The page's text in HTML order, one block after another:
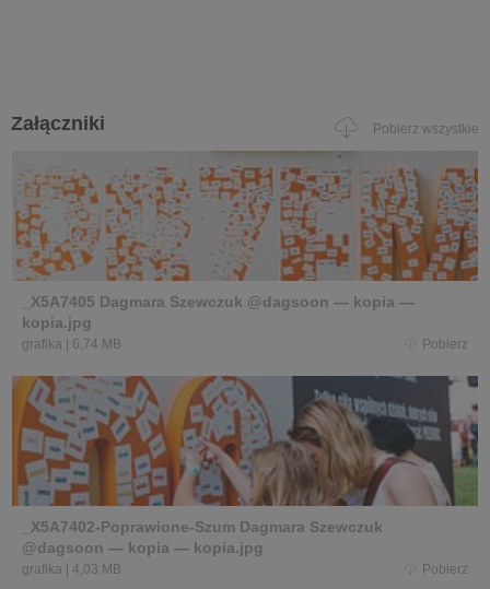
Załączniki Pobierz wszystkie
_X5A7405 Dagmara Szewczuk @dagsoon — kopia —
kopia.jpg
grafika 6,74 MB Pobierz
_X5A7402-Poprawione-Szum Dagmara Szewczuk
@dagsoon — kopia — kopia.jpg
grafika 4,03 MB Pobierz